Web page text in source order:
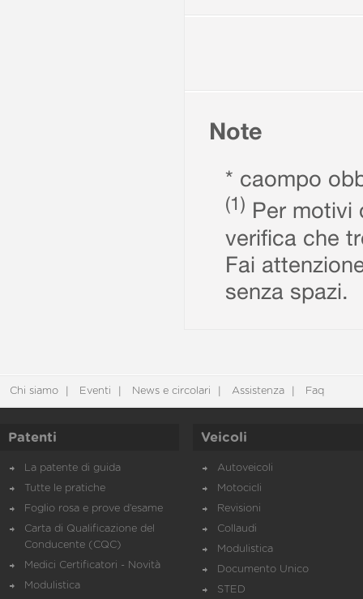
Note
* caompo
(1) Per motivi
verifica che
Fai
senza spazi.
Chi siamo Eventi News e circolari Assistenza Faq
Patenti
La patente di guida
Tutte le pratiche
Foglio rosa e prove d’esame
Carta di Qualificazione del
Conducente (CQC)
Medici Certificatori - Novità
Modulistica
Veicoli
Autoveicoli
Motocicli
Revisioni
Collaudi
Modulistica
Documento Unico
STED